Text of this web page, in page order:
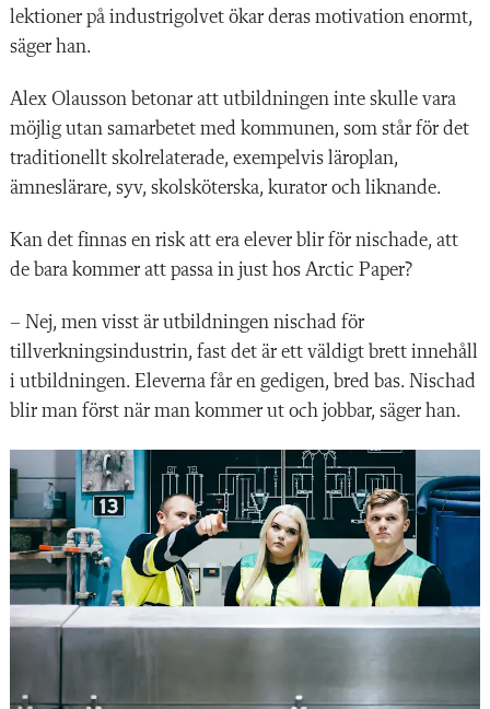
lektioner på industrigolvet ökar deras motivation enormt,
säger han.
Alex Olausson betonar att utbildningen inte skulle vara
möjlig utan samarbetet med kommunen, som står för det
traditionellt skolrelaterade, exempelvis läroplan,
ämneslärare, syv, skolsköterska, kurator och liknande.
Kan det finnas en risk att era elever blir för nischade, att
de bara kommer att passa in just hos Arctic Paper?
– Nej, men visst är utbildningen nischad för
tillverkningsindustrin, fast det är ett väldigt brett innehåll
i utbildningen. Eleverna får en gedigen, bred bas. Nischad
blir man först när man kommer ut och jobbar, säger han.